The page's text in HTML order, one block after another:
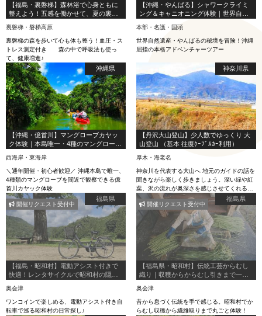
【福島・裏磐梯】森林浴で心身ともに
整えよう！五感を働かせて、夏の裏磐
裏磐梯・磐梯高原
裏磐梯の森を歩いて心も体も整う！血圧・ス
トレス測定付き 森の中で呼吸法も使っ
て、健康増進♪
【沖縄・やんばる】シャワークライミ
ング＆キャニオニング体験｜世界自然
真・動画撮影付き）
本部・名護・国頭
世界自然遺産・やんばるの秘境を冒険！沖縄
屈指の本格アドベンチャーツアー
沖縄県
【沖縄・億首川】マングローブカヤッ
ク体験｜本島唯一・4種のマングローブ
加OK）
西海岸・東海岸
＼通年開催・初心者歓迎／ 沖縄本島で唯一、
4種類のマングローブを間近で観察できる億
首川カヤック体験
神奈川県
【丹沢大山登山】少人数でゆっくり 大
山登山 （基本 往復ｹｰﾌﾞﾙｶｰ利用）
厚木・海老名
神奈川を代表する大山へ 地元のガイドの話を
聞きながら楽しく歩きましょう。深い緑や紅
葉、沢の流れが奥深さを感じさせてくれるで
しょう
福島県
【福島・昭和村】電動アシスト付きで
快適！レンタサイクルで昭和村の隠れ
奥会津
ワンコインで楽しめる、電動アシスト付き自
転車で巡る昭和村の日常探し♪
開催リクエスト受付中
福島県
【福島県・昭和村】伝統工芸からむし
織り｜収穫からからむし引きまで一日
奥会津
昔から息づく伝統を手で感じる。昭和村でか
らむし収穫から繊維取りまで丸ごと体験！
開催リクエスト受付中